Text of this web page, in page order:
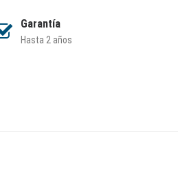
Garantía
Hasta 2 años